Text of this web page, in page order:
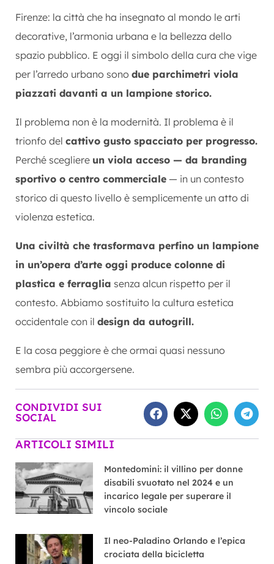
Firenze: la città che ha insegnato al mondo le arti
decorative, l’armonia urbana e la bellezza dello
spazio pubblico. E oggi il simbolo della cura che vige
per l’arredo urbano sono due parchimetri viola
piazzati davanti a un lampione storico.
Il problema non è la modernità. Il problema è il
trionfo del cattivo gusto spacciato per progresso.
Perché scegliere un viola acceso — da branding
sportivo o centro commerciale — in un contesto
storico di questo livello è semplicemente un atto di
violenza estetica.
Una civiltà che trasformava perfino un lampione
in un’opera d’arte oggi produce colonne di
plastica e ferraglia senza alcun rispetto per il
contesto. Abbiamo sostituito la cultura estetica
occidentale con il design da autogrill.
E la cosa peggiore è che ormai quasi nessuno
sembra più accorgersene.
CONDIVIDI SUI
SOCIAL
ARTICOLI SIMILI
Montedomini: il villino per donne
disabili svuotato nel 2024 e un
incarico legale per superare il
vincolo sociale
Il neo-Paladino Orlando e l’epica
crociata della bicicletta